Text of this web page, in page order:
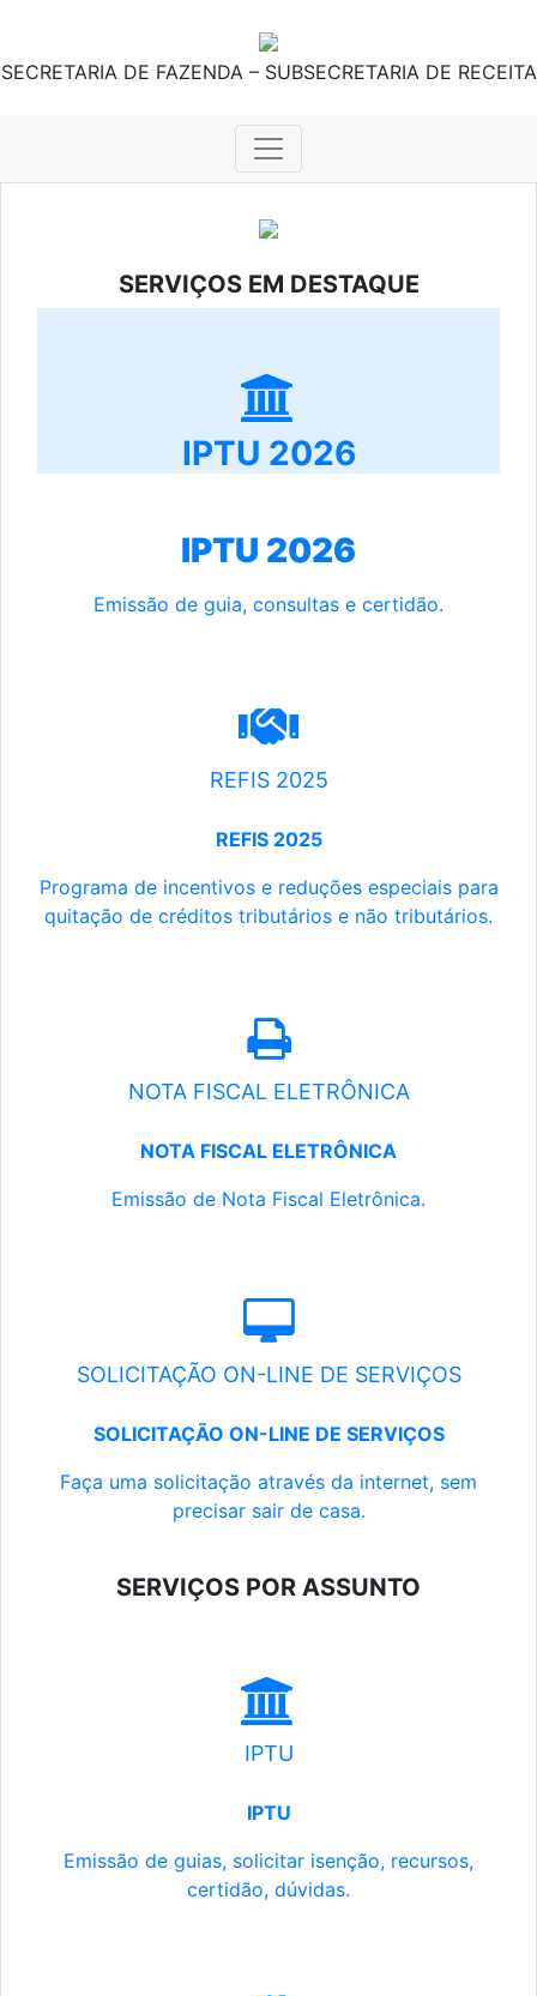
SECRETARIA DE FAZENDA – SUBSECRETARIA DE RECEITA
SERVIÇOS EM DESTAQUE
IPTU 2026
IPTU 2026
Emissão de guia, consultas e certidão.
REFIS 2025
REFIS 2025
Programa de incentivos e reduções especiais para
quitação de créditos tributários e não tributários.
NOTA FISCAL ELETRÔNICA
NOTA FISCAL ELETRÔNICA
Emissão de Nota Fiscal Eletrônica.
SOLICITAÇÃO ON-LINE DE SERVIÇOS
SOLICITAÇÃO ON-LINE DE SERVIÇOS
Faça uma solicitação através da internet, sem
precisar sair de casa.
SERVIÇOS POR ASSUNTO
IPTU
IPTU
Emissão de guias, solicitar isenção, recursos,
certidão, dúvidas.